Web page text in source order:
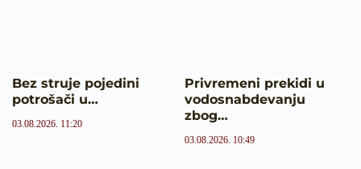
Bez struje pojedini
potrošači u…
03.08.2026. 11:20
Privremeni prekidi u
vodosnabdevanju
zbog…
03.08.2026. 10:49